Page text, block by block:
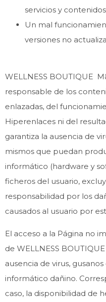
servicios y
Un mal
versiones no
WELLNESS BOUTIQUE
responsable de los
enlazadas, del
Hiperenlaces ni del
garantiza la ausencia de
mismos que puedan
informático (hardware y
ficheros del usuario,
responsabilidad por los
causados al usuario por
El acceso a la Página no
de WELLNESS
ausencia de virus,
informático dañino.
caso, la disponibilidad de